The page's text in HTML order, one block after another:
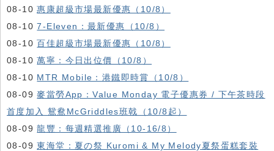
08-10惠康超級市場最新優惠（10/8）
08-107-Eleven：最新優惠（10/8）
08-10百佳超級市場最新優惠（10/8）
08-10萬寧：今日出位價（10/8）
08-10 MTR Mobile：港鐵即時賞（10/8）
08-09麥當勞App：Value Monday 電子優惠券 / 下午茶時段
首度加入 鴛鴦McGriddles班戟（10/8起）
08-09龍豐：每週精選推廣（10-16/8）
08-09東海堂：夏の祭 Kuromi & My Melody夏祭蛋糕套裝